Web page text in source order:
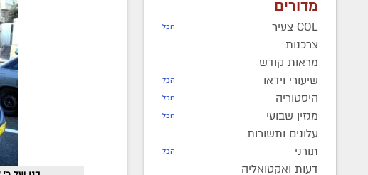
מדורים
COL צעיר הכל
צרכנות
מראות קודש
שיעורי וידאו
הכל
היסטוריה הכל
מגזין שבועי הכל
עלונים ותשורות
תורני
הכל
דעות ואקטואליה